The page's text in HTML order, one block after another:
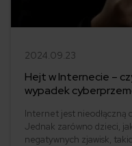
2024.09.23
Hejt w Internecie –
wypadek
Internet jest nieodłączną
Jednak zarówno dzieci,
negatywnych zjawisk,